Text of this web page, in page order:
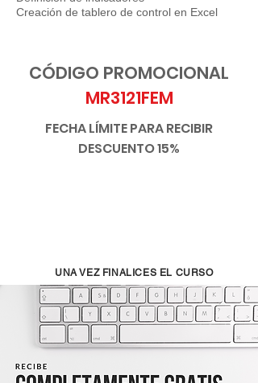
Creación de tablero de control en Excel
CÓDIGO PROMOCIONAL
MR3121FEM
FECHA LÍMITE PARA RECIBIR
DESCUENTO 15%
UNA VEZ FINALICES EL CURSO